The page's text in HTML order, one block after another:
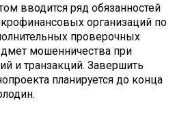
вводится ряд обязанностей
организаций по
проверочных
мошенничества при
и транзакций. Завершить
планируется до конца